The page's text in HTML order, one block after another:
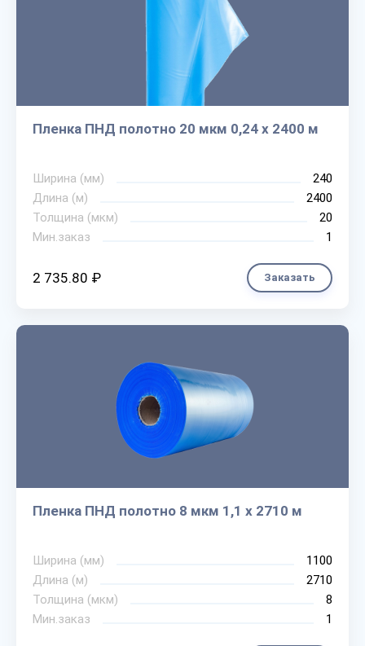
Пленка ПНД полотно 20 мкм 0,24 х 2400 м
Ширина (мм)
240
Длина (м)
2400
Толщина (мкм)
20
Мин.заказ
1
2 735.80 ₽ Заказать
Пленка ПНД полотно 8 мкм 1,1 х 2710 м
Ширина (мм)
1100
Длина (м)
2710
Толщина (мкм)
8
Мин.заказ
1